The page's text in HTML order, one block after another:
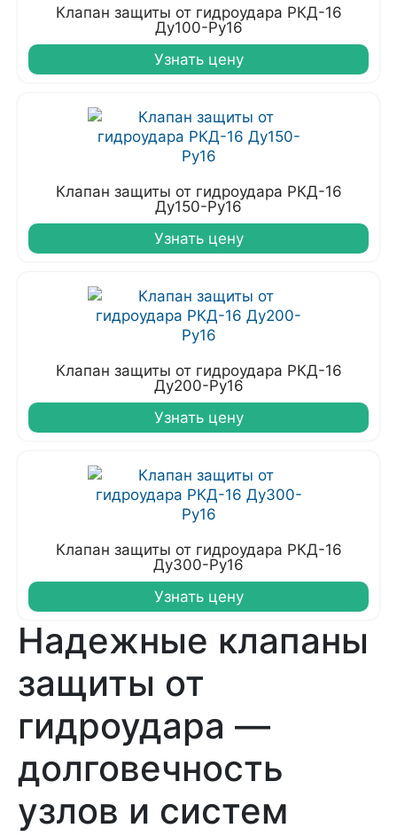
Клапан защиты от гидроудара РКД-16
Ду100-Ру16
Узнать цену
Клапан защиты от гидроудара РКД-16
Ду150-Ру16
Узнать цену
Клапан защиты от гидроудара РКД-16
Ду200-Ру16
Узнать цену
Клапан защиты от гидроудара РКД-16
Ду300-Ру16
Узнать цену
Надежные клапаны
защиты от
гидроудара —
долговечность
узлов и систем